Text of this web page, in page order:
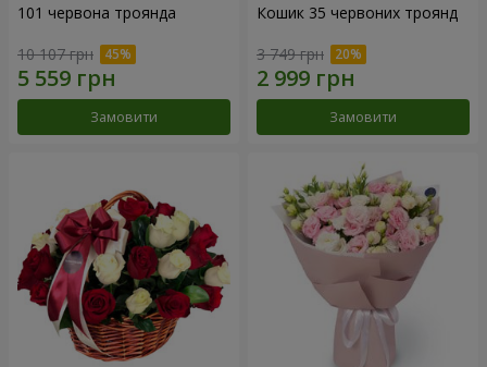
101 червона троянда
10 107 грн
Замовити
Кошик 35 червоних троянд
3 749 грн
Замовити